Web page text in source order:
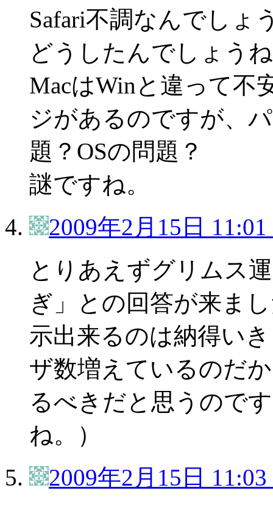
Safari不調なんでしょ
どうしたんでしょう
MacはWinと違って不
ジがあるのですが、
題？OSの問題？
謎ですね。
2009年2月15日
とりあえずグリムス
ぎ」との回答が来ま
示出来るのは納得い
ザ数増えているのだ
るべきだと思うので
ね。）
2009年2月15日